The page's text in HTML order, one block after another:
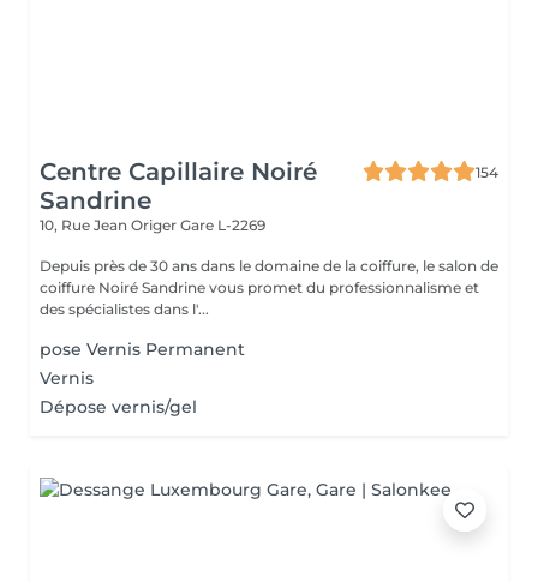
Centre Capillaire Noiré
Sandrine
154
10, Rue Jean Origer Gare L-2269
Depuis près de 30 ans dans le domaine de la coiffure, le salon de
coiffure Noiré Sandrine vous promet du professionnalisme et
des spécialistes dans l'...
pose Vernis Permanent
Vernis
Dépose vernis/gel